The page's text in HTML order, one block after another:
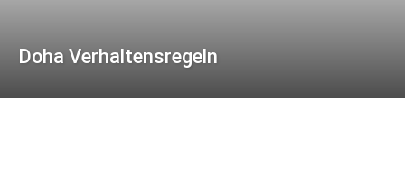
Doha Verhaltensregeln